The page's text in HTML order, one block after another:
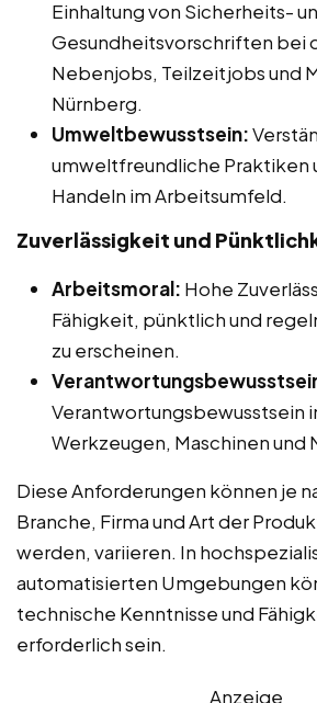
Einhaltung von Sicherheits-
Gesundheitsvorschriften bei
Nebenjobs, Teilzeitjobs und
Nürnberg.
Umweltbewusstsein:
umweltfreundliche Praktiken
Handeln im Arbeitsumfeld.
Zuverlässigkeit und
Arbeitsmoral: Hohe
Fähigkeit, pünktlich und
zu erscheinen.
Verantwortungsbewusstsein
Werkzeugen, Maschinen und
Diese Anforderungen können je
Branche, Firma und Art der
werden, variieren. In
automatisierten Umgebungen
technische Kenntnisse und
erforderlich sein.
Anzeige